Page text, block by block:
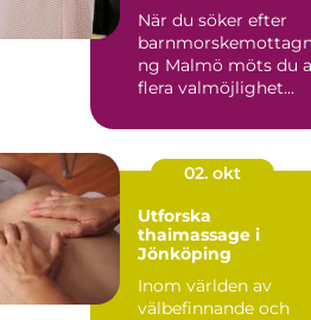
När du söker efter
ng Malmö möts du
flera valmöjlighet...
02. okt
Utforska
thaimassage i
Jönköping
Inom världen av
välbefinnande och